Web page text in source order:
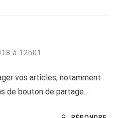
à 12h01
vos articles, notamment
de bouton de partage…